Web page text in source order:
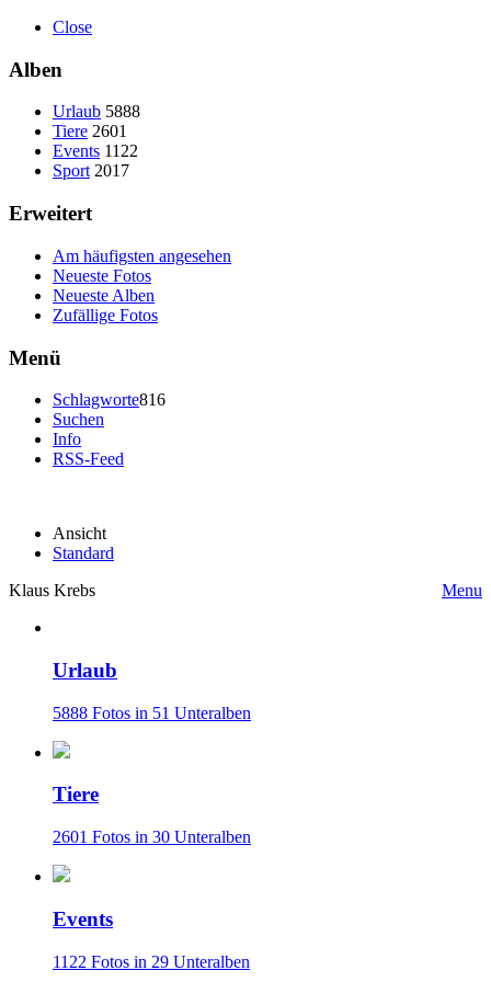
Close
Alben
Urlaub 5888
Tiere 2601
Events 1122
Sport 2017
Erweitert
Am häufigsten angesehen
Neueste Fotos
Neueste Alben
Zufällige Fotos
Menü
Schlagworte816
Suchen
Info
RSS-Feed
Ansicht
Standard
Klaus Krebs
Menu
Urlaub
5888 Fotos in 51 Unteralben
Tiere
2601 Fotos in 30 Unteralben
Events
1122 Fotos in 29 Unteralben